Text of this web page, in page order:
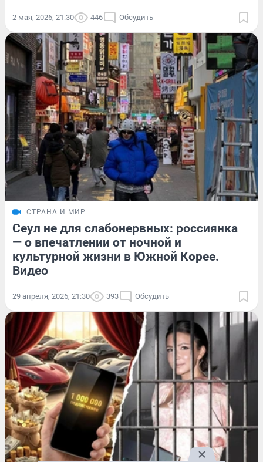
2 мая, 2026, 21:30 446 Обсудить
СТРАНА И МИР
Сеул не для слабонервных: россиянка
— о впечатлении от ночной и
культурной жизни в Южной Корее.
Видео
29 апреля, 2026, 21:30 393 Обсудить